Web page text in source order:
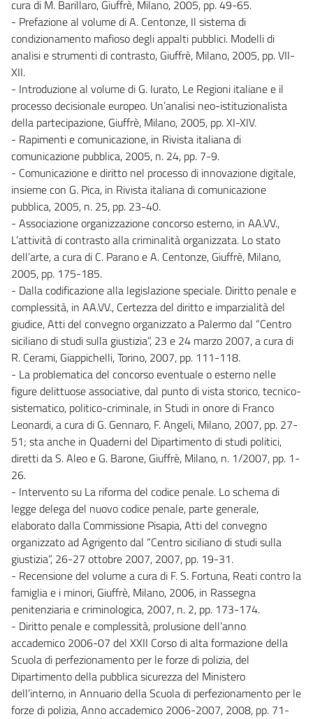
cura di M. Barillaro, Giuffrè, Milano, 2005, pp. 49-65.
- Prefazione al volume di A. Centonze, Il sistema di
condizionamento mafioso degli appalti pubblici. Modelli di
analisi e strumenti di contrasto, Giuffrè, Milano, 2005, pp. VII-
XII.
- Introduzione al volume di G. Iurato, Le Regioni italiane e il
processo decisionale europeo. Un’analisi neo-istituzionalista
della partecipazione, Giuffrè, Milano, 2005, pp. XI-XIV.
- Rapimenti e comunicazione, in Rivista italiana di
comunicazione pubblica, 2005, n. 24, pp. 7-9.
- Comunicazione e diritto nel processo di innovazione digitale,
insieme con G. Pica, in Rivista italiana di comunicazione
pubblica, 2005, n. 25, pp. 23-40.
- Associazione organizzazione concorso esterno, in AA.VV.,
L’attività di contrasto alla criminalità organizzata. Lo stato
dell’arte, a cura di C. Parano e A. Centonze, Giuffrè, Milano,
2005, pp. 175-185.
- Dalla codificazione alla legislazione speciale. Diritto penale e
complessità, in AA.VV., Certezza del diritto e imparzialità del
giudice, Atti del convegno organizzato a Palermo dal “Centro
siciliano di studi sulla giustizia”, 23 e 24 marzo 2007, a cura di
R. Cerami, Giappichelli, Torino, 2007, pp. 111-118.
- La problematica del concorso eventuale o esterno nelle
figure delittuose associative, dal punto di vista storico, tecnico-
sistematico, politico-criminale, in Studi in onore di Franco
Leonardi, a cura di G. Gennaro, F. Angeli, Milano, 2007, pp. 27-
51; sta anche in Quaderni del Dipartimento di studi politici,
diretti da S. Aleo e G. Barone, Giuffrè, Milano, n. 1/2007, pp. 1-
26.
- Intervento su La riforma del codice penale. Lo schema di
legge delega del nuovo codice penale, parte generale,
elaborato dalla Commissione Pisapia, Atti del convegno
organizzato ad Agrigento dal “Centro siciliano di studi sulla
giustizia”, 26-27 ottobre 2007, 2007, pp. 19-31.
- Recensione del volume a cura di F. S. Fortuna, Reati contro la
famiglia e i minori, Giuffrè, Milano, 2006, in Rassegna
penitenziaria e criminologica, 2007, n. 2, pp. 173-174.
- Diritto penale e complessità, prolusione dell’anno
accademico 2006-07 del XXII Corso di alta formazione della
Scuola di perfezionamento per le forze di polizia, del
Dipartimento della pubblica sicurezza del Ministero
dell’interno, in Annuario della Scuola di perfezionamento per le
forze di polizia, Anno accademico 2006-2007, 2008, pp. 71-